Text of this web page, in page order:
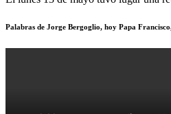
Palabras de Jorge Bergoglio, hoy Papa